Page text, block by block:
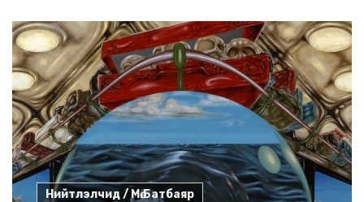
Нийтлэлчид / Мө.Батбаяр